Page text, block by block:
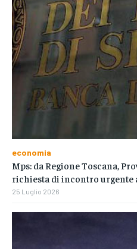
economia
Mps: da Regione Toscana,
richiesta di incontro urgente
25 Luglio 2026